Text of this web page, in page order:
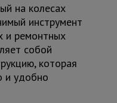
на колесах
инструмент
и ремонтных
собой
которая
и удобно